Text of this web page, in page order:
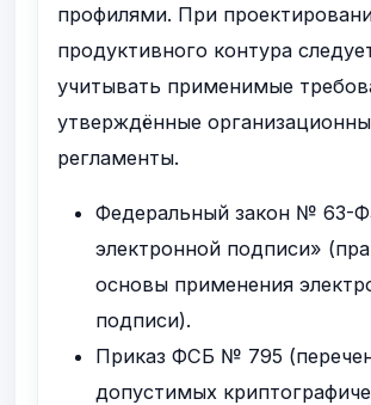
профилями. При
продуктивного контура
учитывать применимые
утверждённые
регламенты.
Федеральный закон № 63-
электронной подписи»
основы применения
подписи).
Приказ ФСБ № 795
допустимых